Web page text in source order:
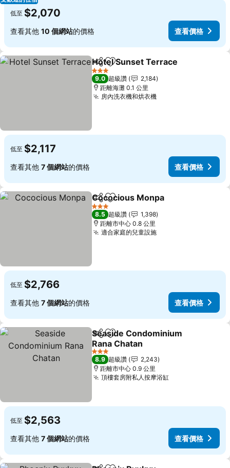
低至 $2,070
查看其他 10 個網站的價格 查看價格
分享 加入我的最愛
Hotel Sunset Terrace
3 星級
9.0 超級讚
2,184
距離海灘 0.1 公里
房內洗衣機和烘衣機查看價格
低至 $2,117
查看其他 7 個網站的價格 查看價格
分享 加入我的最愛
Cococious Monpa
3 星級
8.5 超級讚
1,398
距離市中心 0.8 公里
適合家庭的兒童設施查看價格
低至 $2,766
查看其他 7 個網站的價格 查看價格
分享 加入我的最愛
Seaside Condominium
Rana Chatan
查看價格
3 星級
8.9 超級讚
2,243
距離市中心 0.9 公里
頂樓套房附私人按摩浴缸查看價格
低至 $2,563
查看其他 7 個網站的價格 查看價格